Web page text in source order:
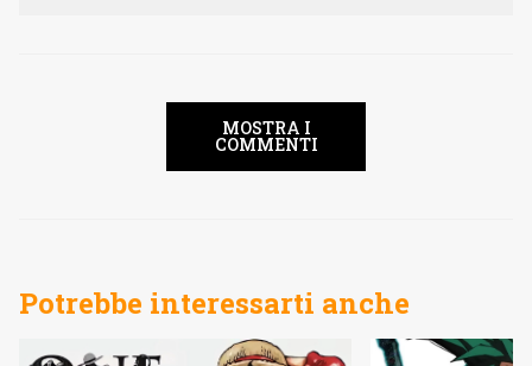
MOSTRA I
COMMENTI
Potrebbe interessarti anche